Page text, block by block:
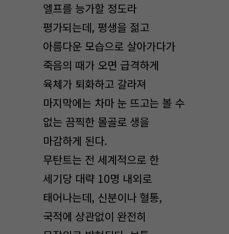
엘프를 능가할 정도라
평가되는데, 평생을 젊고
아름다운 모습으로 살아가다가
죽음의 때가 오면 급격하게
육체가 퇴화하고 갈라져
마지막에는 차마 눈 뜨고는 볼 수
없는 끔찍한 몰골로 생을
마감하게 된다.
무탄트는 전 세계적으로 한
세기당 대략 10명 내외로
태어나는데, 신분이나 혈통,
국적에 상관없이 완전히